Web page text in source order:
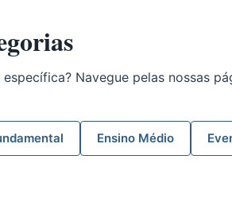
Navegue pelas nossas
Ensino Médio